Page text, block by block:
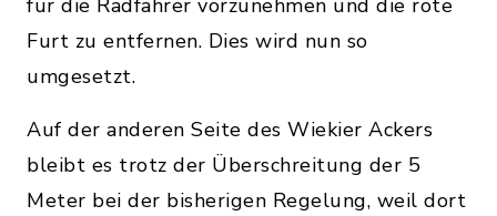
für die Radfahrer vorzunehmen und die rote
Furt zu entfernen. Dies wird nun so
umgesetzt.
Auf der anderen Seite des Wiekier Ackers
bleibt es trotz der Überschreitung der 5
Meter bei der bisherigen Regelung, weil dort